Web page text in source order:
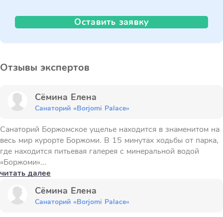
Оставить заявку
Отзывы экспертов
Сёмина Елена
Санаторий «Borjomi Palace»
Санаторий Боржомское ущелье находится в знаменитом на
весь мир курорте Боржоми. В 15 минутах ходьбы от парка,
где находится питьевая галерея с минеральной водой
«Боржоми»...
читать далее
Сёмина Елена
Санаторий «Borjomi Palace»